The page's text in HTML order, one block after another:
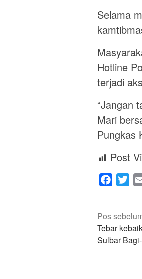
Selama
Hotline
terjadi
“Jangan
Mari
Pungkas
Post
pos
Pos
Tebar
Sulbar